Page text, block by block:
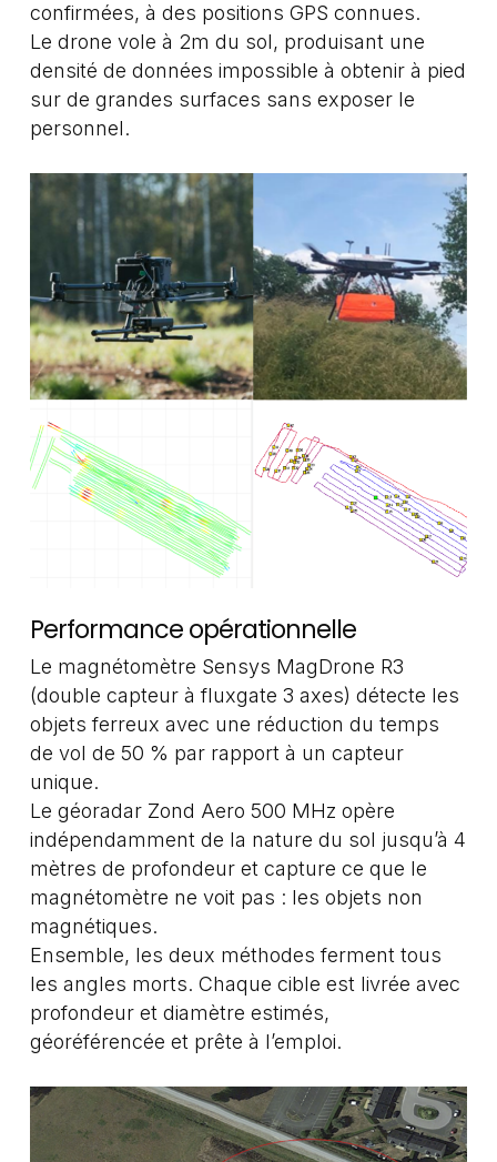
confirmées, à des positions GPS connues.
Le drone vole à 2m du sol, produisant une
densité de données impossible à obtenir à pied
sur de grandes surfaces sans exposer le
personnel.
Performance opérationnelle
Le magnétomètre Sensys MagDrone R3
(double capteur à fluxgate 3 axes) détecte les
objets ferreux avec une réduction du temps
de vol de 50 % par rapport à un capteur
unique.
Le géoradar Zond Aero 500 MHz opère
indépendamment de la nature du sol jusqu’à 4
mètres de profondeur et capture ce que le
magnétomètre ne voit pas : les objets non
magnétiques.
Ensemble, les deux méthodes ferment tous
les angles morts. Chaque cible est livrée avec
profondeur et diamètre estimés,
géoréférencée et prête à l’emploi.